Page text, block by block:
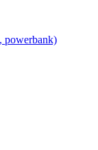
powerbank)